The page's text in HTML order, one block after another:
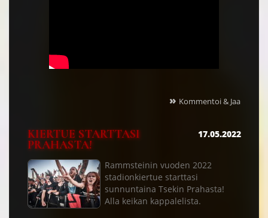
» Kommentoi & Jaa
KIERTUE STARTTASI
PRAHASTA!
17.05.2022
Rammsteinin vuoden 2022
stadionkiertue starttasi
sunnuntaina Tsekin Prahasta!
Alla keikan kappalelista.